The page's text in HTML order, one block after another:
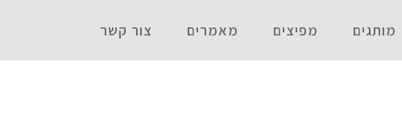
מותגים מפיצים מאמרים צור קשר